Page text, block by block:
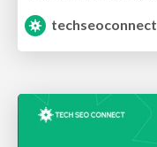
techseoconnect